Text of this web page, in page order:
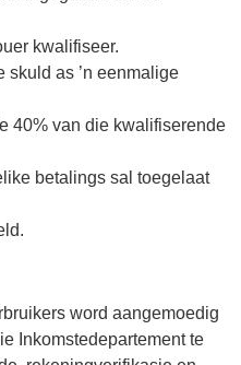
kwalifiseer.
skuld as ’n eenmalige
40% van die kwalifiserende
betalings sal toegelaat
word aangemoedig
Inkomstedepartement te